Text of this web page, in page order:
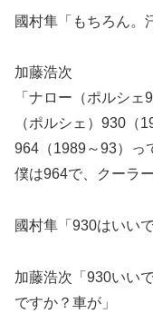
國村隼「もちろん。
加藤浩次
「ナロー（ポルシェ
（ポルシェ）930（
964（1989～93）っ
僕は964で、クーラ
國村隼「930はいい
加藤浩次「930いい
ですか？車が」